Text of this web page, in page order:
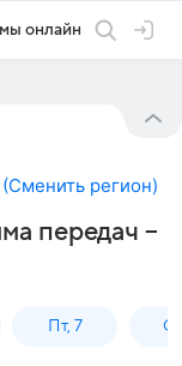
онлайн
(Сменить регион)
передач –
Пт, 7